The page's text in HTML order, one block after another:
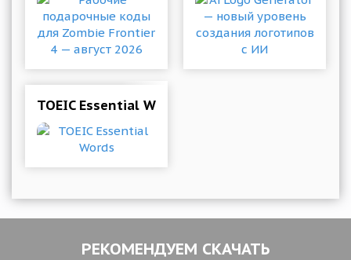
TOEIC Essential Words
РЕКОМЕНДУЕМ СКАЧАТЬ